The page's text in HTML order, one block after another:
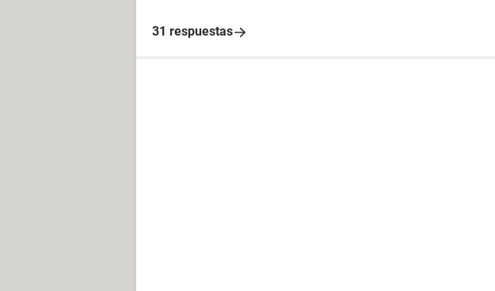
31 respuestas